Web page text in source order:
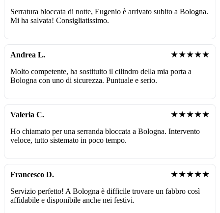
Serratura bloccata di notte, Eugenio è arrivato subito a Bologna.
Mi ha salvata! Consigliatissimo.
Andrea L. ★★★★★
Molto competente, ha sostituito il cilindro della mia porta a
Bologna con uno di sicurezza. Puntuale e serio.
Valeria C. ★★★★★
Ho chiamato per una serranda bloccata a Bologna. Intervento
veloce, tutto sistemato in poco tempo.
Francesco D. ★★★★★
Servizio perfetto! A Bologna è difficile trovare un fabbro così
affidabile e disponibile anche nei festivi.